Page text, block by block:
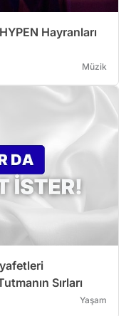
Hayranları
Müzik
Sırları
Yaşam